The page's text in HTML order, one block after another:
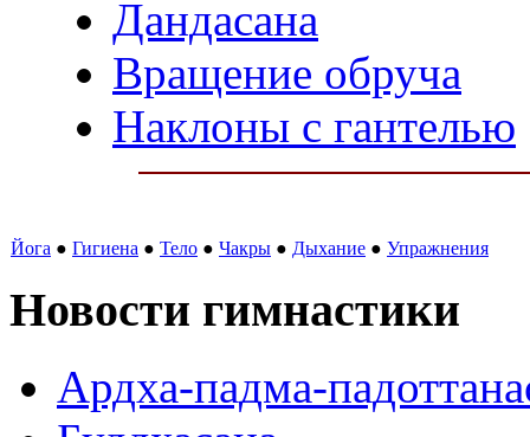
Дандасана
Вращение обруча
Наклоны с гантелью
Йога ● Гигиена ● Тело ● Чакры ● Дыхание ● Упражнения
Новости гимнастики
Ардха-падма-